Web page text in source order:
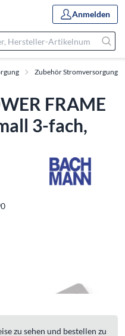
Anmelden
Zubehör Stromversorgung
FRAME
3-fach,
zu sehen und bestellen zu